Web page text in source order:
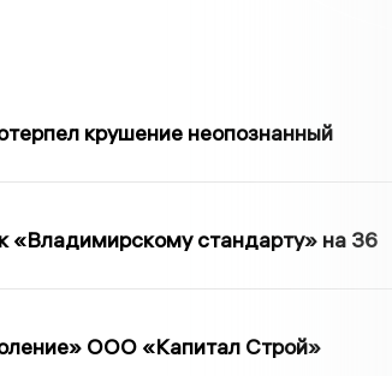
крушение неопознанный
«Владимирскому стандарту» на 36
ООО «Капитал Строй»